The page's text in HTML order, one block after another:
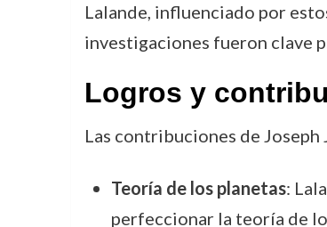
Lalande, influenciado por
investigaciones fueron clave
Logros y
Las contribuciones de Joseph
Teoría de los planetas:
perfeccionar la teoría de